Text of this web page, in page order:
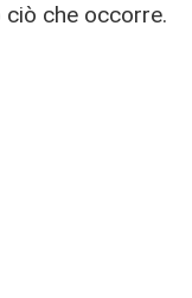
che occorre.